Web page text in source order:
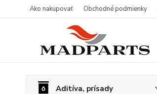
Ako nakupovať Obchodné podmienky
Aditíva, prísady